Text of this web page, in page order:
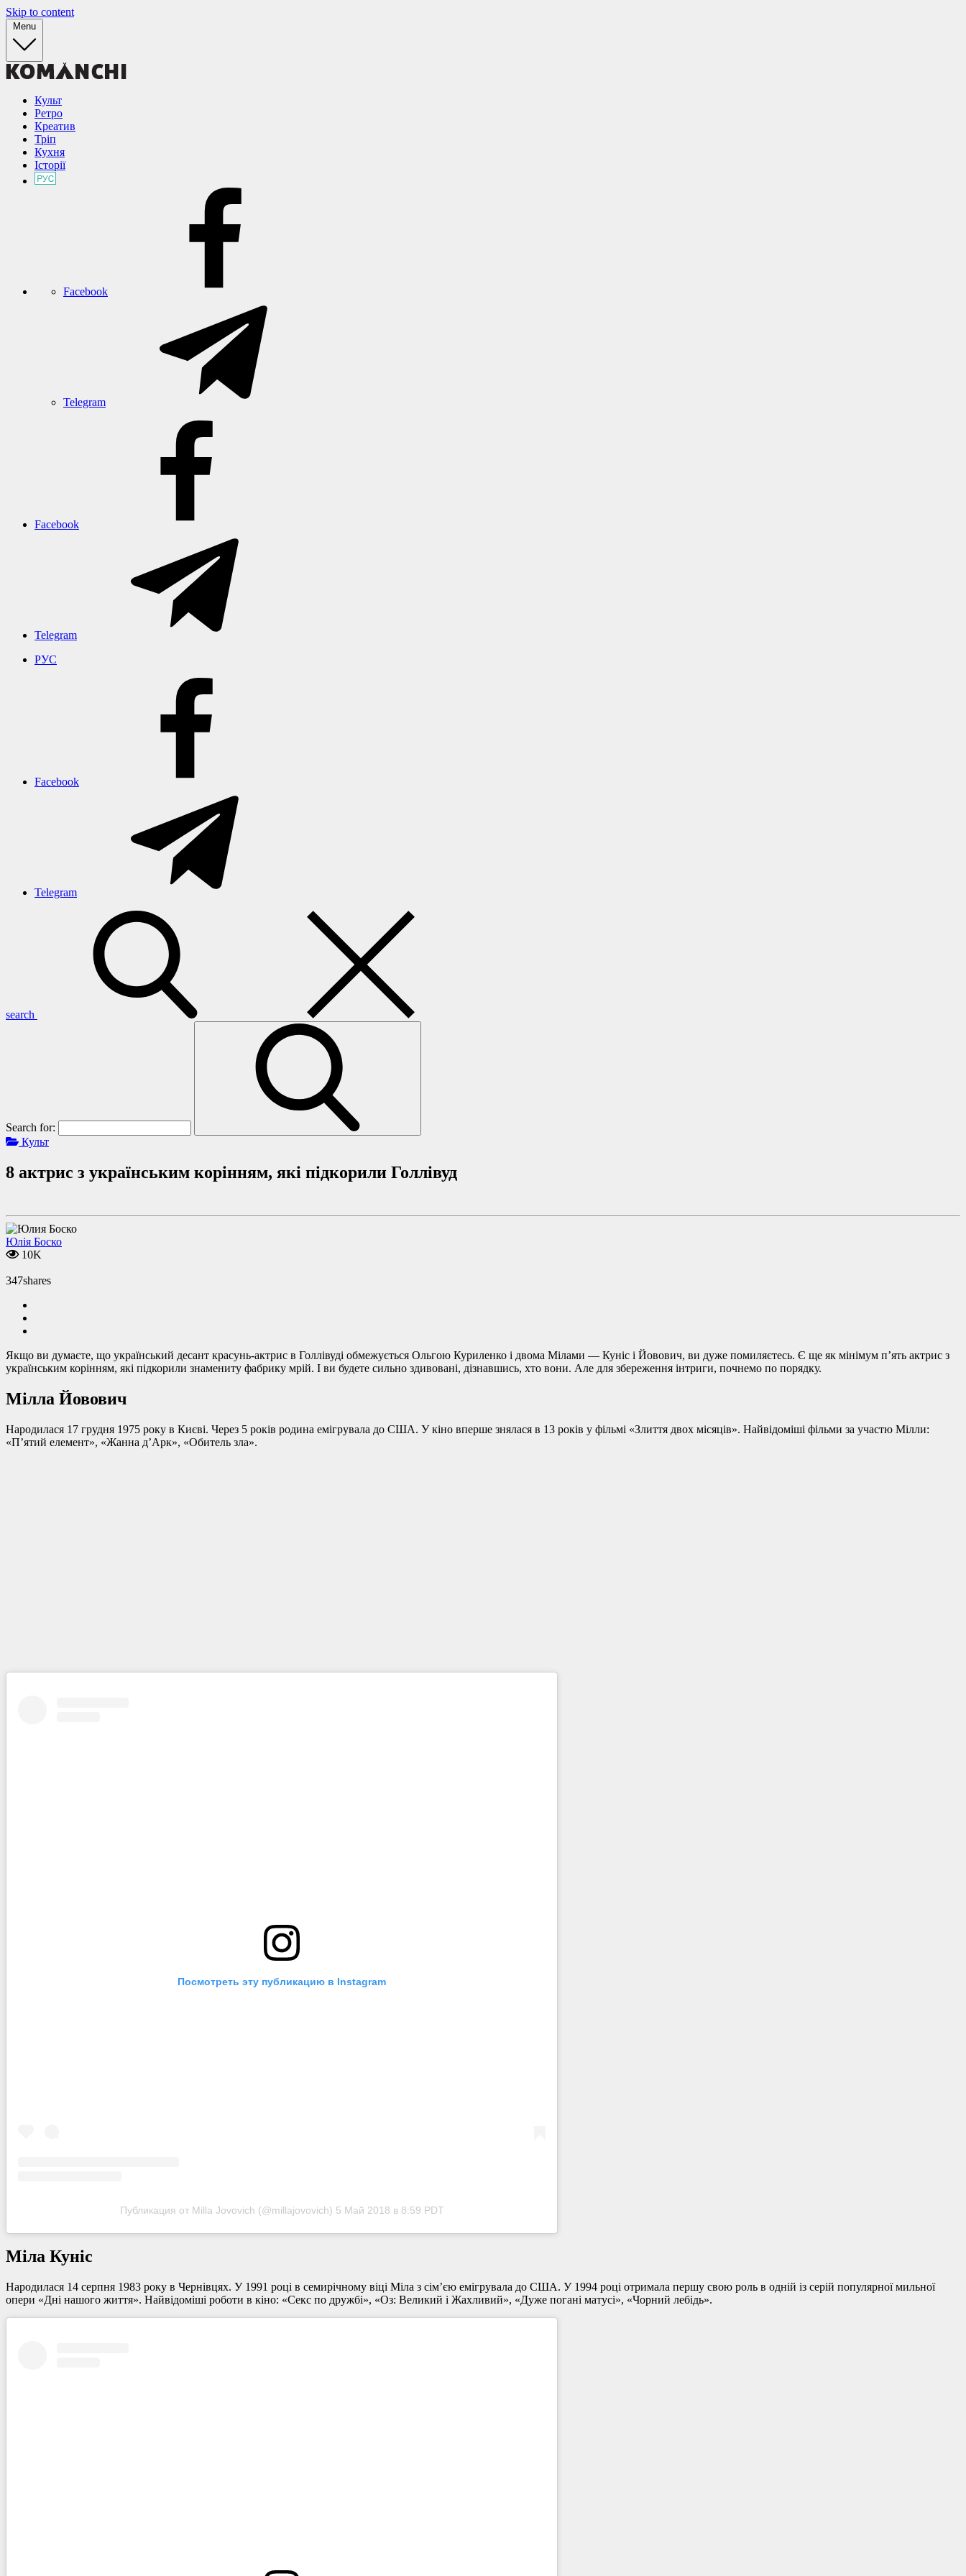
Skip to content
Menu
Культ
Ретро
Креатив
Тріп
Кухня
Історії
Facebook
Telegram
Facebook
Telegram
РУС
Facebook
Telegram
search
Search for:
Культ
8 актрис з українським корінням, які підкорили Голлівуд
Юлія Боско
10K
347shares
Якщо ви думаєте, що український десант красунь-актрис в Голлівуді обмежується Ольгою Куриленко і двома Мілами — Куніс і Йовович, ви дуже помиляєтесь. Є ще як мінімум п’ять актрис з
українським корінням, які підкорили знамениту фабрику мрій. І ви будете сильно здивовані, дізнавшись, хто вони. Але для збереження інтриги, почнемо по порядку.
Мілла Йовович
Народилася 17 грудня 1975 року в Києві. Через 5 років родина емігрувала до США. У кіно вперше знялася в 13 років у фільмі «Злиття двох місяців». Найвідоміші фільми за участю Мілли:
«П’ятий елемент», «Жанна д’Арк», «Обитель зла».
Посмотреть эту публикацию в Instagram
Публикация от Milla Jovovich (@millajovovich) 5 Май 2018 в 8:59 PDT
Міла Куніс
Народилася 14 серпня 1983 року в Чернівцях. У 1991 році в семирічному віці Міла з сім’єю емігрувала до США. У 1994 році отримала першу свою роль в одній із серій популярної мильної
опери «Дні нашого життя». Найвідоміші роботи в кіно: «Секс по дружбі», «Оз: Великий і Жахливий», «Дуже погані матусі», «Чорний лебідь».